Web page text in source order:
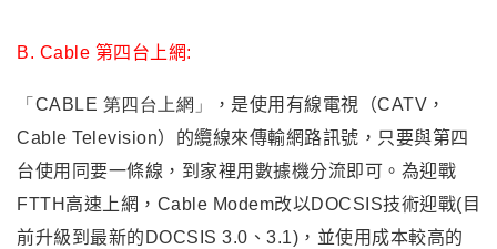
B. Cable 第四台上網:
「 CABLE 第四台上網 」
，是使用有線電視（CATV，
Cable Television）的纜線來傳輸網路訊號，只要與第四
台使用同要一條線 ，到家裡用數據機分流即可 。 為迎戰
FTTH高速上網 ， Cable Modem改以DOCSIS技術迎戰(目
前升級到最新的DOCSIS 3.0、3.1) ，並使用成本較高的